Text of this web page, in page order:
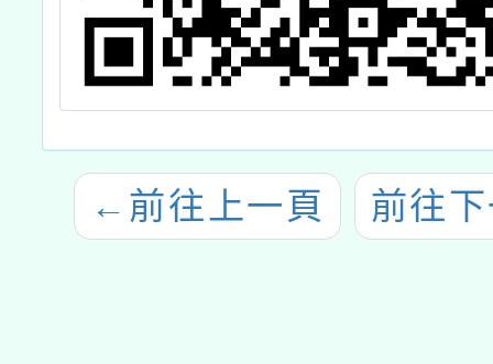
← 前往上一頁 前往